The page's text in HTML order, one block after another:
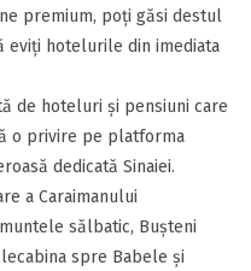
premium, poți găsi destul
eviți hotelurile din imediata
de hoteluri și pensiuni care
o privire pe platforma
dedicată Sinaiei.
a Caraimanului
sălbatic, Bușteni
spre Babele și